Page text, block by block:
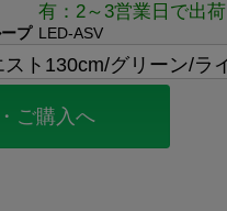
有：2～3営業日で出荷
プ LED-ASV
ご購入へ